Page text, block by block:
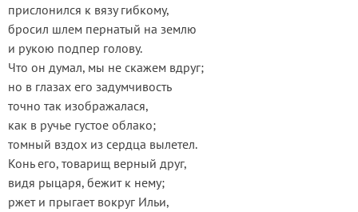
прислонился к вязу гибкому,
бросил шлем пернатый на землю
и рукою подпер голову.
Что он думал, мы не скажем вдруг;
но в глазах его задумчивость
точно так изображалася,
как в ручье густое облако;
томный вздох из сердца вылетел.
Конь его, товарищ верный друг,
видя рыцаря, бежит к нему;
ржет и прыгает вокруг Ильи,